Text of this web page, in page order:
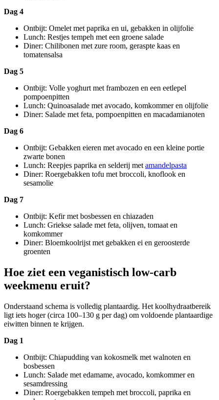
Dag 4
Ontbijt: Omelet met paprika en ui, gebakken in olijfolie
Lunch: Restjes tempeh met een groene salade
Diner: Chilibonen met zure room, geraspte kaas en
tomatensalsa
Dag 5
Ontbijt: Volle yoghurt met frambozen en een eetlepel
pompoenpitten
Lunch: Quinoasalade met avocado, komkommer en olijfolie
Diner: Salade met feta, pompoenpitten en macadamianoten
Dag 6
Ontbijt: Gebakken eieren met avocado en een kleine portie
zwarte bonen
Lunch: Reepjes paprika en selderij metamandelpasta
Diner: Roergebakken tofu met broccoli, knoflook en
sesamolie
Dag 7
Ontbijt: Kefir met bosbessen en chiazaden
Lunch: Griekse salade met feta, olijven, tomaat en
komkommer
Diner: Bloemkoolrijst met gebakken ei en geroosterde
groenten
Hoe ziet een veganistisch low-carb
weekmenu eruit?
Onderstaand schema is volledig plantaardig. Het koolhydraatbereik
ligt iets hoger (circa 100–130 g per dag) om voldoende plantaardige
eiwitten binnen te krijgen.
Dag 1
Ontbijt: Chiapudding van kokosmelk met walnoten en
bosbessen
Lunch: Salade met edamame, avocado, komkommer en
sesamdressing
Diner: Roergebakken tempeh met broccoli, paprika en